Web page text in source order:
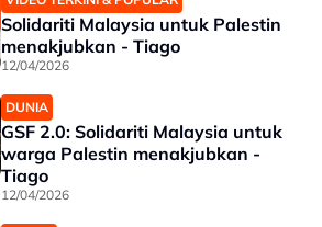
Solidariti Malaysia untuk Palestin
menakjubkan - Tiago
12/04/2026
DUNIA
GSF 2.0: Solidariti Malaysia untuk
warga Palestin menakjubkan -
Tiago
12/04/2026